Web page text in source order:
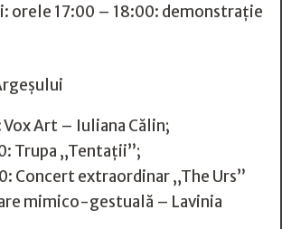
orele 17:00 – 18:00: demonstrație
Vox Art – Iuliana Călin;
Trupa „Tentații”;
Concert extraordinar „The Urs”
mimico-gestuală – Lavinia